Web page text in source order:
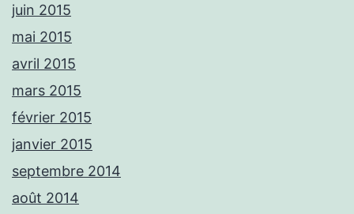
juin 2015
mai 2015
avril 2015
mars 2015
février 2015
janvier 2015
septembre 2014
août 2014